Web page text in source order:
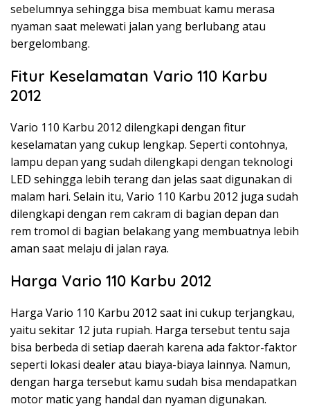
sebelumnya sehingga bisa membuat kamu merasa
nyaman saat melewati jalan yang berlubang atau
bergelombang.
Fitur Keselamatan Vario 110 Karbu
2012
Vario 110 Karbu 2012 dilengkapi dengan fitur
keselamatan yang cukup lengkap. Seperti contohnya,
lampu depan yang sudah dilengkapi dengan teknologi
LED sehingga lebih terang dan jelas saat digunakan di
malam hari. Selain itu, Vario 110 Karbu 2012 juga sudah
dilengkapi dengan rem cakram di bagian depan dan
rem tromol di bagian belakang yang membuatnya lebih
aman saat melaju di jalan raya.
Harga Vario 110 Karbu 2012
Harga Vario 110 Karbu 2012 saat ini cukup terjangkau,
yaitu sekitar 12 juta rupiah. Harga tersebut tentu saja
bisa berbeda di setiap daerah karena ada faktor-faktor
seperti lokasi dealer atau biaya-biaya lainnya. Namun,
dengan harga tersebut kamu sudah bisa mendapatkan
motor matic yang handal dan nyaman digunakan.